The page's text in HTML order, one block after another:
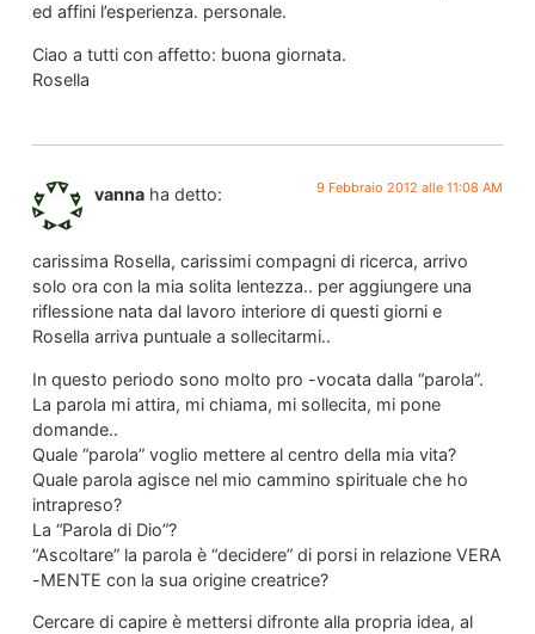
ed affini l’esperienza. personale.
Ciao a tutti con affetto: buona giornata.
Rosella
vanna ha detto: 9 Febbraio 2012 alle 11:08 AM
carissima Rosella, carissimi compagni di ricerca, arrivo
solo ora con la mia solita lentezza.. per aggiungere una
riflessione nata dal lavoro interiore di questi giorni e
Rosella arriva puntuale a sollecitarmi..
In questo periodo sono molto pro -vocata dalla “parola”.
La parola mi attira, mi chiama, mi sollecita, mi pone
domande..
Quale “parola” voglio mettere al centro della mia vita?
Quale parola agisce nel mio cammino spirituale che ho
intrapreso?
La “Parola di Dio”?
“Ascoltare” la parola è “decidere” di porsi in relazione VERA
-MENTE con la sua origine creatrice?
Cercare di capire è mettersi difronte alla propria idea, al